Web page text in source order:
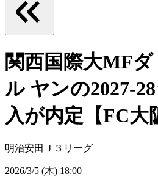
関西国際大MF
ル ヤンの2027-
入が内定【FC大
明治安田Ｊ３リーグ
2026/3/5 (木) 18:00